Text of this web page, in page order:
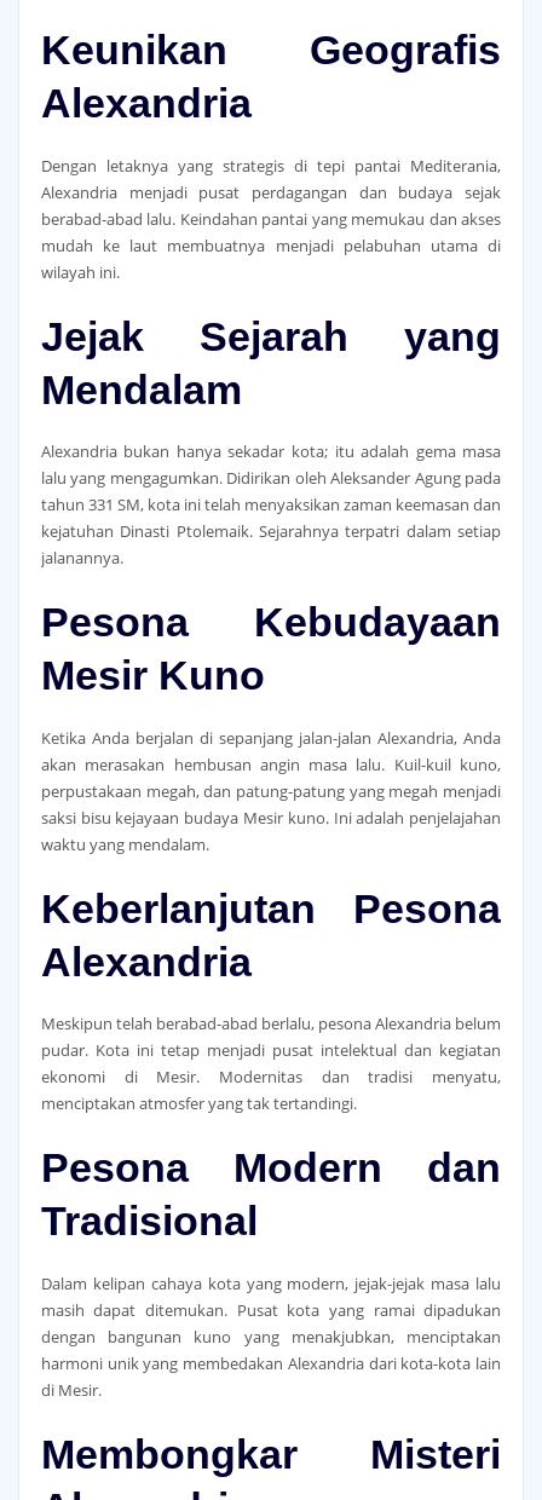
Keunikan Geografis
Alexandria
Dengan letaknya yang strategis di tepi pantai Mediterania,
Alexandria menjadi pusat perdagangan dan budaya sejak
berabad-abad lalu. Keindahan pantai yang memukau dan akses
mudah ke laut membuatnya menjadi pelabuhan utama di
wilayah ini.
Jejak Sejarah yang
Mendalam
Alexandria bukan hanya sekadar kota; itu adalah gema masa
lalu yang mengagumkan. Didirikan oleh Aleksander Agung pada
tahun 331 SM, kota ini telah menyaksikan zaman keemasan dan
kejatuhan Dinasti Ptolemaik. Sejarahnya terpatri dalam setiap
jalanannya.
Pesona Kebudayaan
Mesir Kuno
Ketika Anda berjalan di sepanjang jalan-jalan Alexandria, Anda
akan merasakan hembusan angin masa lalu. Kuil-kuil kuno,
perpustakaan megah, dan patung-patung yang megah menjadi
saksi bisu kejayaan budaya Mesir kuno. Ini adalah penjelajahan
waktu yang mendalam.
Keberlanjutan Pesona
Alexandria
Meskipun telah berabad-abad berlalu, pesona Alexandria belum
pudar. Kota ini tetap menjadi pusat intelektual dan kegiatan
ekonomi di Mesir. Modernitas dan tradisi menyatu,
menciptakan atmosfer yang tak tertandingi.
Pesona Modern dan
Tradisional
Dalam kelipan cahaya kota yang modern, jejak-jejak masa lalu
masih dapat ditemukan. Pusat kota yang ramai dipadukan
dengan bangunan kuno yang menakjubkan, menciptakan
harmoni unik yang membedakan Alexandria dari kota-kota lain
di Mesir.
Membongkar Misteri